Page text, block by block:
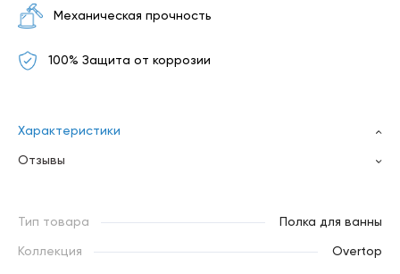
Механическая прочность
100% Защита от коррозии
Характеристики
Отзывы
Тип товара Полка для ванны
Коллекция Overtop